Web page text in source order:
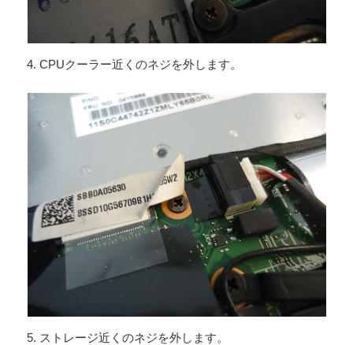
4. CPUクーラー近くのネジを外します。
5. ストレージ近くのネジを外します。